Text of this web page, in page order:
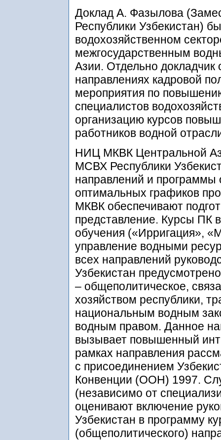
Доклад А. Фазылова
Республики Узбекистан)
водохозяйственном
межгосударственным
Азии. Отдельно
направлениях кадровой
мероприятия по
специалистов
организацию курсов
работников водной
НИЦ МКВК Центральной
МСВХ Республики
направлений и программы
оптимальных графиков
МКВК обеспечивают
представление. Курсы ПК
обучения («Ирригация»,
управление водными
всех направлений
Узбекистан
– общеполитическое,
хозяйством республики,
национальным водным
водным правом. Данное
вызывает повышенный
рамках направления
с присоединением
Конвенции (ООН) 1997.
(независимо от
оценивают включение
Узбекистан в программу
(общеполитического)